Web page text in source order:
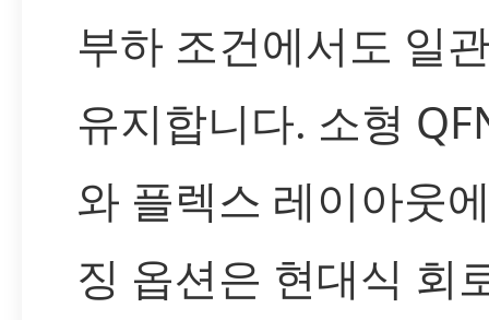
부하 조건에서도 일
유지합니다. 소형
와 플렉스 레이아웃
징 옵션은 현대식 회